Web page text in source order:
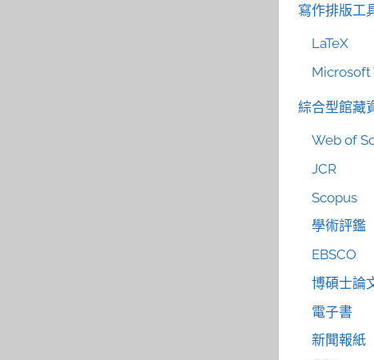
寫作排版工
LaTeX
Microsoft
綜合型館藏
Web of
JCR
Scopus
學術評鑑
EBSCO
博碩士論
電子書
新聞報紙